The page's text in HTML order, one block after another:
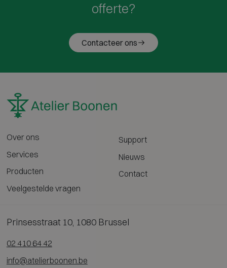
offerte?
Contacteer ons
Over ons
Services
Producten
Veelgestelde vragen
Support
Nieuws
Contact
Prinsesstraat 10, 1080 Brussel
02 410 64 42
info@atelierboonen.be